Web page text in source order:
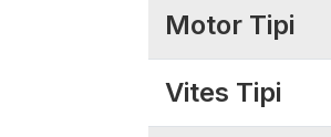
Motor Tipi
Vites Tipi